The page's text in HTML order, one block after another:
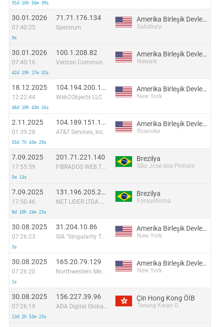
91d 10h 56m 39s
30.01.2026
07:40:25
9s
71.71.176.134
Spectrum
Amerika Birleşik Devletleri
Salisbury
30.01.2026
07:40:16
42d 19h 17m 32s
100.1.208.82
Verizon Communications
Amerika Birleşik Devletleri
Newark
18.12.2025
12:22:44
46d 10h 43m 16s
104.194.200.160
Web2Objects LLC
Amerika Birleşik Devletleri
New York
2.11.2025
01:39:28
55d 7h 43m 29s
104.189.151.176
AT&T Services, Inc.
Amerika Birleşik Devletleri
Roanoke
7.09.2025
17:55:59
5m 13s
201.71.221.140
FIBRADOS WEB TELECOMUNICAÇOES LTDA
Brezilya
São José dos Pinhais
7.09.2025
17:50:46
8d 10h 24m 23s
131.196.205.206
NET LIDER LTDA ME
Brezilya
Forquilhinha
30.08.2025
07:26:23
3s
31.204.10.86
SIA "Singularity Telecom"
Amerika Birleşik Devletleri
New York
30.08.2025
07:26:20
1s
165.20.79.129
Northwestern Memorial Hospital
Amerika Birleşik Devletleri
New York
30.08.2025
07:26:19
13d 2h 53m 23s
156.227.39.96
ADA Digital Global Inc
Çin Hong Kong ÖİB
Tseung Kwan O